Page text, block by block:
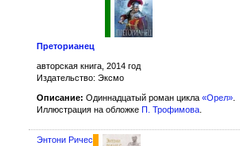
Преторианец
авторская книга, 2014 год
Издательство: Эксмо
Описание: Одиннадцатый роман цикла «Орел»
Иллюстрация на обложке П. Трофимова
Энтони Ричес